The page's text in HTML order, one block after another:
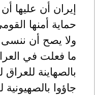
إيران أن عليها
حماية أمنها
ولا يصح أن
ما فعلت في
بالصهاينة
جاؤوا